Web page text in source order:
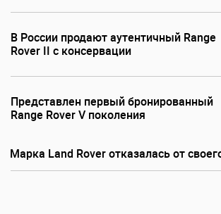
В России продают аутентичный Range
Rover II с консервации
Представлен первый бронированный
Range Rover V поколения
Марка Land Rover отказалась от